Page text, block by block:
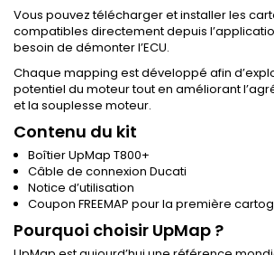
Vous pouvez télécharger et installer les
compatibles directement depuis
besoin de démonter l’ECU.
Chaque mapping est développé afin
potentiel du moteur tout en améliorant
et la souplesse moteur.
Contenu du kit
Boîtier UpMap T800+
Câble de connexion Ducati
Notice d’utilisation
Coupon FREEMAP pour la première
Pourquoi choisir UpMap ?